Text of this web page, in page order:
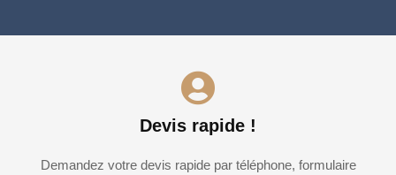
Devis rapide !
Demandez votre devis rapide par téléphone, formulaire